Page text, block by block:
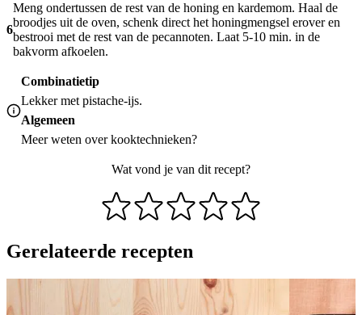
6
Meng ondertussen de rest van de honing en kardemom. Haal de
broodjes uit de oven, schenk direct het honingmengsel erover en
bestrooi met de rest van de pecannoten. Laat 5-10 min. in de
bakvorm afkoelen.
Combinatietip
Lekker met pistache-ijs.
Algemeen
Meer weten overkooktechnieken?
Wat vond je van dit recept?
Gerelateerde recepten